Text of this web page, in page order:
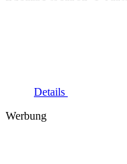
Details
Werbung